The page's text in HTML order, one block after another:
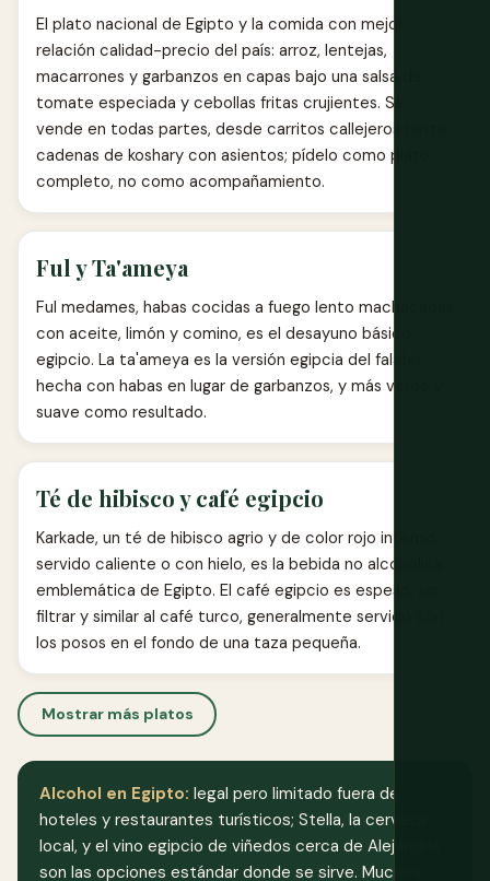
El plato nacional de Egipto y la comida con mejor
relación calidad-precio del país: arroz, lentejas,
macarrones y garbanzos en capas bajo una salsa de
tomate especiada y cebollas fritas crujientes. Se
vende en todas partes, desde carritos callejeros hasta
cadenas de koshary con asientos; pídelo como plato
completo, no como acompañamiento.
Ful y Ta'ameya
Ful medames, habas cocidas a fuego lento machacadas
con aceite, limón y comino, es el desayuno básico
egipcio. La ta'ameya es la versión egipcia del falafel,
hecha con habas en lugar de garbanzos, y más verde y
suave como resultado.
Té de hibisco y café egipcio
Karkade, un té de hibisco agrio y de color rojo intenso,
servido caliente o con hielo, es la bebida no alcohólica
emblemática de Egipto. El café egipcio es espeso, sin
filtrar y similar al café turco, generalmente servido con
los posos en el fondo de una taza pequeña.
Mostrar más platos
Alcohol en Egipto: legal pero limitado fuera de
hoteles y restaurantes turísticos; Stella, la cerveza
local, y el vino egipcio de viñedos cerca de Alejandría
son las opciones estándar donde se sirve. Muchos